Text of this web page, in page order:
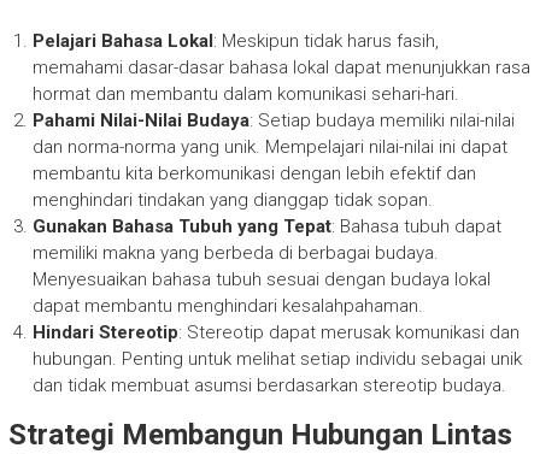
Pelajari Bahasa Lokal : Meskipun tidak harus fasih,
memahami dasar-dasar bahasa lokal dapat menunjukkan rasa
hormat dan membantu dalam komunikasi sehari-hari.
Pahami Nilai-Nilai Budaya: Setiap budaya memiliki nilai-nilai
dan norma-norma yang unik. Mempelajari nilai-nilai ini dapat
membantu kita berkomunikasi dengan lebih efektif dan
menghindari tindakan yang dianggap tidak sopan.
Gunakan Bahasa Tubuh yang Tepat: Bahasa tubuh dapat
memiliki makna yang berbeda di berbagai budaya.
Menyesuaikan bahasa tubuh sesuai dengan budaya lokal
dapat membantu menghindari kesalahpahaman.
Hindari Stereotip: Stereotip dapat merusak komunikasi dan
hubungan. Penting untuk melihat setiap individu sebagai unik
dan tidak membuat asumsi berdasarkan stereotip budaya.
Strategi Membangun Hubungan Lintas